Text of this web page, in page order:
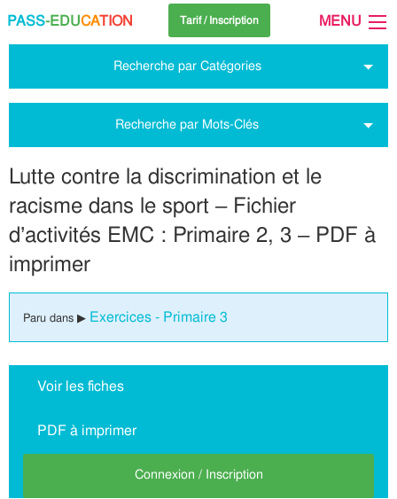
PASS-EDUCATION Tarif / Inscription MENU
Recherche par Catégories
Recherche par Mots-Clés
Lutte contre la discrimination et le
racisme dans le sport – Fichier
d’activités EMC : Primaire 2, 3 – PDF à
imprimer
Paru dans ▶ Exercices - Primaire 3
Voir les fiches
PDF à imprimer
Connexion / Inscription